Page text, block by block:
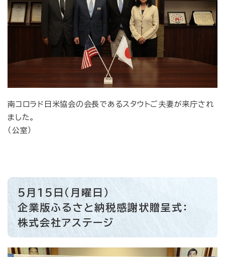
南コロラド日米協会の会長であるスタウトご夫妻が来庁され
ました。
（公室）
5月15日（月曜日）
企業版ふるさと納税感謝状贈呈式：
株式会社アステージ